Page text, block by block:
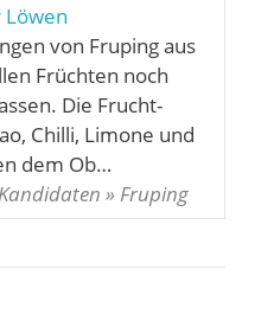
von Fruping aus
Früchten noch
Die Frucht-
Chilli, Limone und
dem Ob…
» Fruping